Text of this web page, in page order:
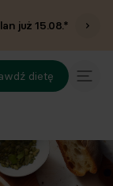
już15.08.*
dietę